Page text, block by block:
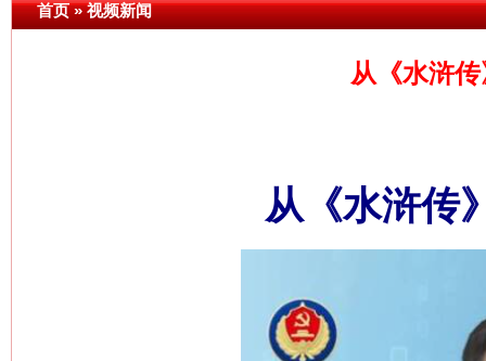
首页»视频新闻
从《水浒
从《水浒传